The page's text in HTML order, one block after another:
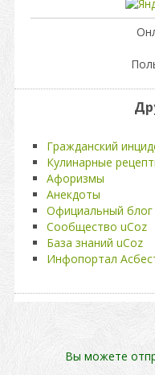
Гражданский
Кулинарные
Афоризмы
Анекдоты
Официальный блог
Сообщество uCoz
База знаний uCoz
Инфопортал
Вы можете